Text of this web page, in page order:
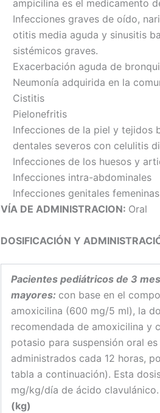
ampicilina es el medicamento
Infecciones graves de oído,
otitis media aguda y sinusitis
sistémicos graves.
Exacerbación aguda de
Neumonía adquirida en la
Cistitis
Pielonefritis
Infecciones de la piel y tejidos
dentales severos con celulitis
Infecciones de los huesos y
Infecciones intra-abdominales
Infecciones genitales
VÍA DE ADMINISTRACION: Oral
DOSIFICACIÓN Y
Pacientes pediátricos de 3
mayores: con base en el
amoxicilina (600 mg/5 ml), la
recomendada de amoxicilina y
potasio para suspensión oral
administrados cada 12 horas,
tabla a continuación). Esta
mg/kg/día de ácido clavulánico.
(kg)